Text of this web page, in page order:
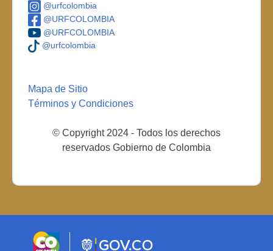
@urfcolombia
@URFCOLOMBIA
@URFCOLOMBIA
@urfcolombia
Mapa de Sitio
Términos y Condiciones
© Copyright 2024 - Todos los derechos
reservados Gobierno de Colombia